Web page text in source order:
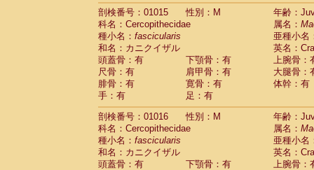
剖検番号：01015
性別：M
年齢：
科名：Cercopithecidae
属名：
種小名： fascicularis
亜種小名
和名：カニクイザル
英名：
頭蓋骨：有
下顎骨：有
上腕骨：
尺骨：有
肩甲骨：有
大腿骨：
腓骨：有
寛骨：有
体幹：有
手：有
足：有
剖検番号：01016
性別：M
年齢：
科名：Cercopithecidae
属名：
種小名： fascicularis
亜種小名
和名：カニクイザル
英名：
頭蓋骨：有
下顎骨：有
上腕骨：